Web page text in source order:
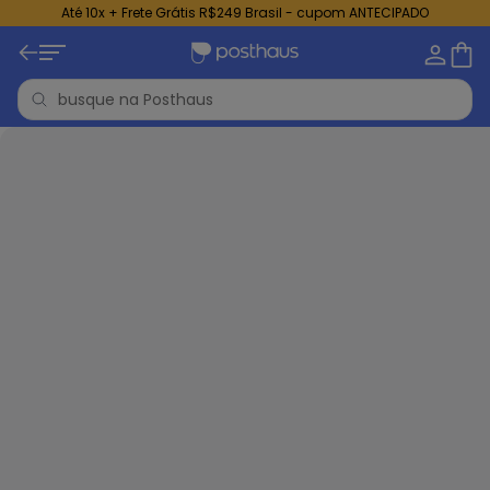
Até 10x + Frete Grátis R$249 Brasil - cupom ANTECIPADO